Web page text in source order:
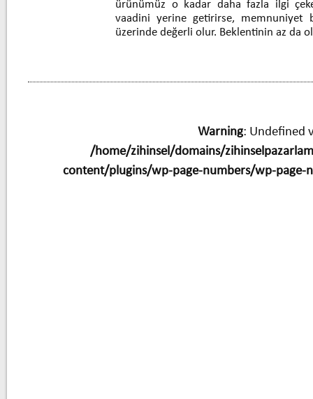
ürünümüz o kadar daha fazla ilgi
vaadini yerine getirirse, memnuniyet
üzerinde değerli olur. Beklentinin az da
Warning: Undefined
/home/zihinsel/domains/
content/plugins/wp-page-numbers/wp-page-